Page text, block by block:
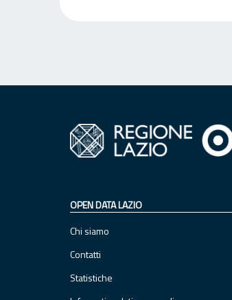
OPEN DATA LAZIO
Chi siamo
Contatti
Statistiche